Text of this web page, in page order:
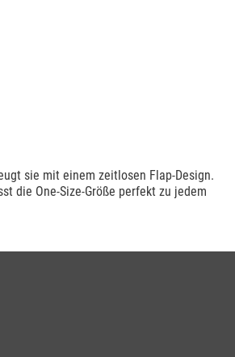
sie mit einem zeitlosen Flap-Design.
die One-Size-Größe perfekt zu jedem